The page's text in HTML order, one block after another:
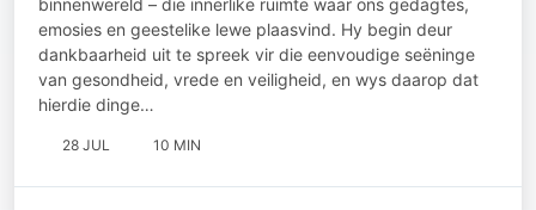
emosies en geestelike lewe plaasvind. Hy begin deur
dankbaarheid uit te spreek vir die eenvoudige seëninge
van gesondheid, vrede en veiligheid, en wys daarop dat
hierdie dinge…
28 JUL 10 MIN